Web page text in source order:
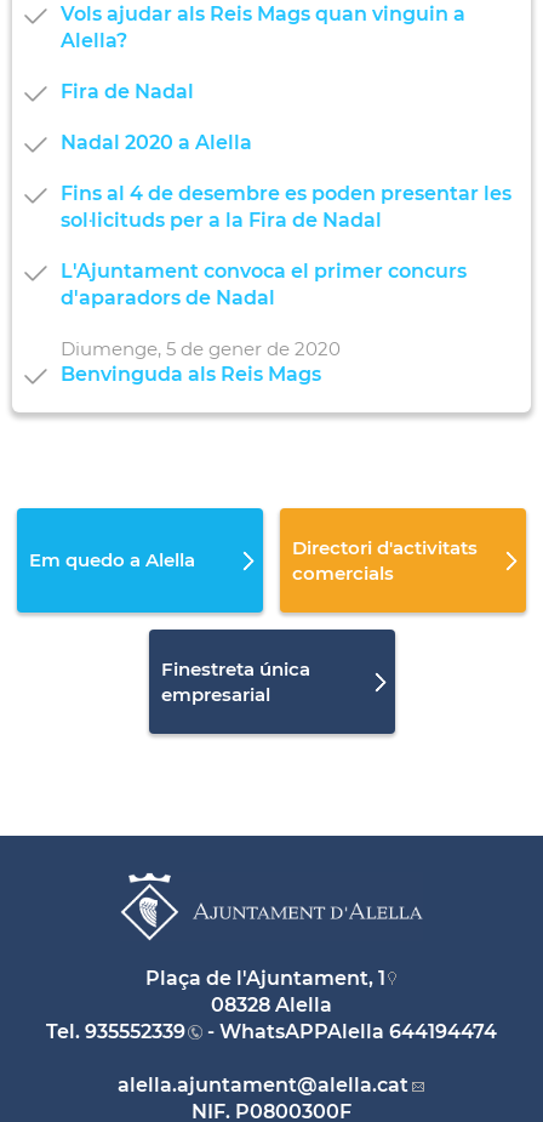
Vols ajudar als Reis Mags quan vinguin a
Alella?
Fira de Nadal
Nadal 2020 a Alella
Fins al 4 de desembre es poden presentar les
sol·licituds per a la Fira de Nadal
L'Ajuntament convoca el primer concurs
d'aparadors de Nadal
Diumenge, 5 de gener de 2020
Benvinguda als Reis Mags
Em quedo a Alella
Directori d'activitats
comercials
Finestreta única
empresarial
Plaça de l'Ajuntament, 1
08328 Alella
Tel. 935552339 - WhatsAPPAlella 644194474
alella.ajuntament@alella.cat
NIF. P0800300F